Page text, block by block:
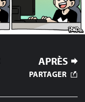
APRÈS
PARTAGER